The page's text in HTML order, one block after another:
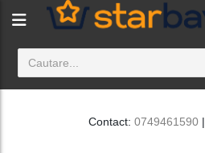
Contact: 0749461590|